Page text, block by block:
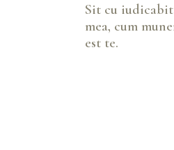
Sit cu iudicabit
mea, cum
est te.